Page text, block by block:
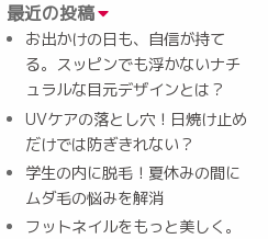
最近の投稿
お出かけの日も、自信が持て
る。スッピンでも浮かないナチ
ュラルな目元デザインとは？
UVケアの落とし穴！日焼け止め
だけでは防ぎきれない？
学生の内に脱毛！夏休みの間に
ムダ毛の悩みを解消
フットネイルをもっと美しく。